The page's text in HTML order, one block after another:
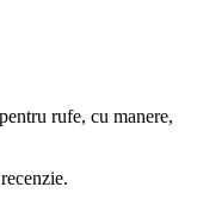
rufe, cu manere,